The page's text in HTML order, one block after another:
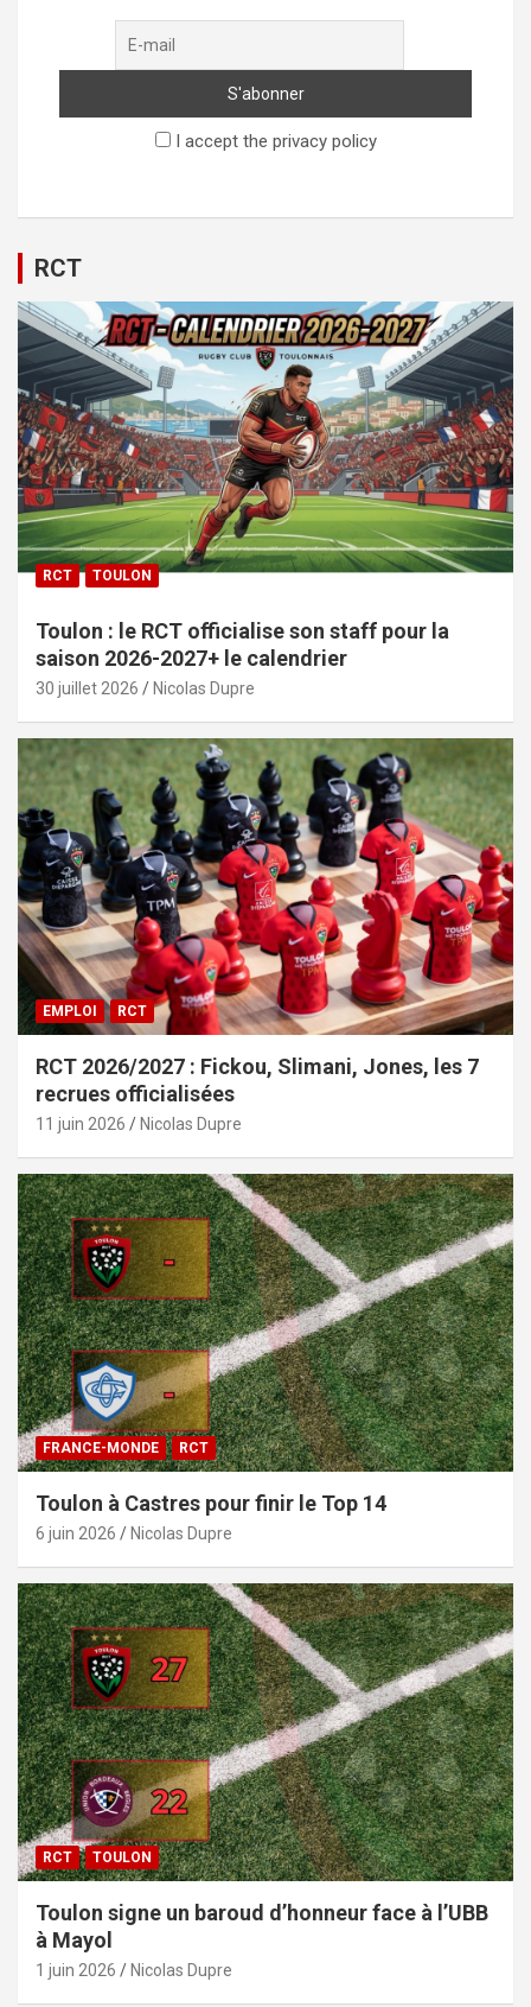
I accept the privacy policy
RCT
RCT TOULON
Toulon : le RCT officialise son staff pour la
saison 2026-2027+ le calendrier
30 juillet 2026 Nicolas Dupre
EMPLOI RCT
RCT 2026/2027 : Fickou, Slimani, Jones, les 7
recrues officialisées
11 juin 2026 Nicolas Dupre
FRANCE-MONDE RCT
Toulon à Castres pour finir le Top 14
6 juin 2026 Nicolas Dupre
RCT TOULON
Toulon signe un baroud d’honneur face à l’UBB
à Mayol
1 juin 2026 Nicolas Dupre